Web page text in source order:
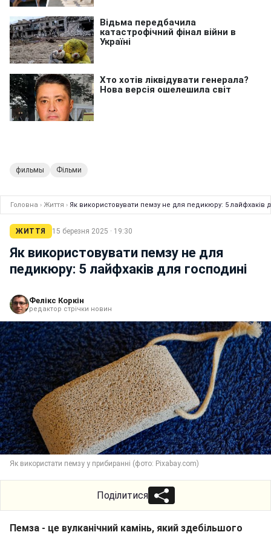
фильмы Фільми
Головна › Життя › Як використовувати пемзу не для педикюру: 5 лайфхаків
ЖИТТЯ 15 березня 2025 · 19:30
Як використовувати пемзу не для
педикюру: 5 лайфхаків для господині
Фелікс Коркін
редактор стрічки новин
Як використати пемзу у прибиранні (фото: Pixabay.com)
Поділитися
Пемза - це вулканічний камінь, який здебільшого